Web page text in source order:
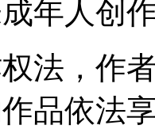
成年人创
法，作
品依法